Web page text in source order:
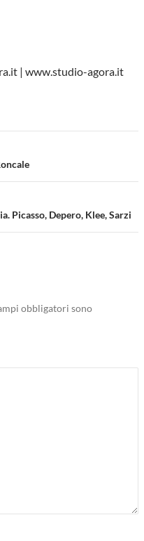
| www.studio-agora.it
Picasso, Depero, Klee, Sarzi
obbligatori sono